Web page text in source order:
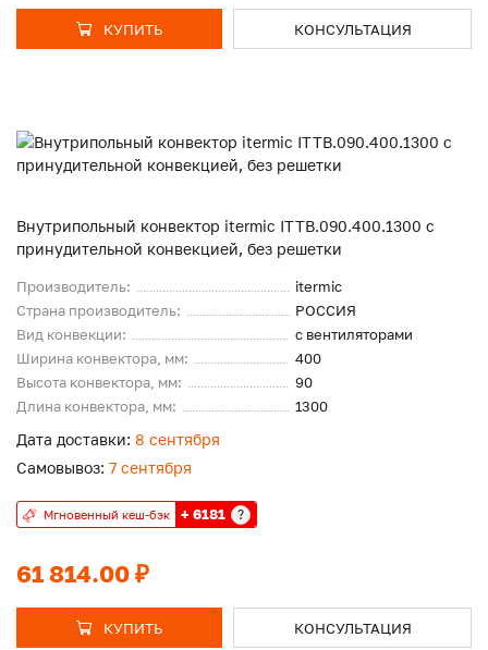
КУПИТЬ КОНСУЛЬТАЦИЯ
Внутрипольный конвектор itermic ITTB.090.400.1300 с
принудительной конвекцией, без решетки
Производитель:
itermic
Страна производитель:
РОССИЯ
Вид конвекции:
с вентиляторами
Ширина конвектора, мм:
400
Высота конвектора, мм:
90
Длина конвектора, мм:
1300
61 814.00 ₽
Дата доставки: 8 сентября
Самовывоз: 7 сентября
Мгновенный кеш-бэк + 6181 ?
КУПИТЬ КОНСУЛЬТАЦИЯ